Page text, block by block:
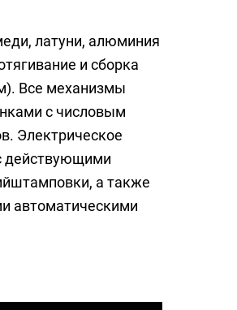
латуни, алюминия
и сборка
Все механизмы
с числовым
Электрическое
действующими
а также
автоматическими